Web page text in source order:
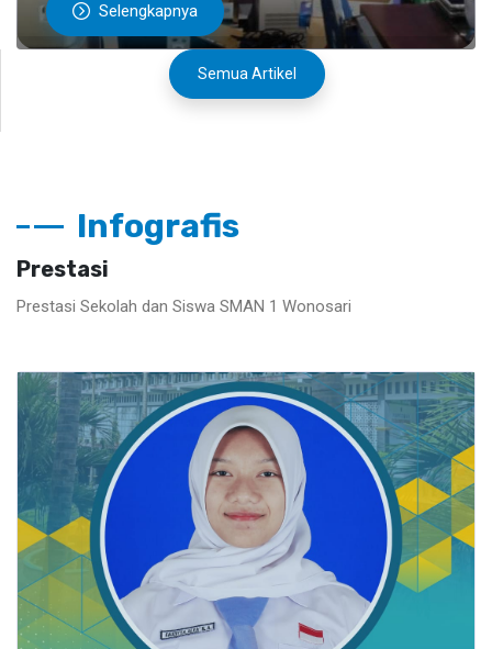
Selengkapnya
Semua Artikel
Infografis
Prestasi
Prestasi Sekolah dan Siswa SMAN 1 Wonosari